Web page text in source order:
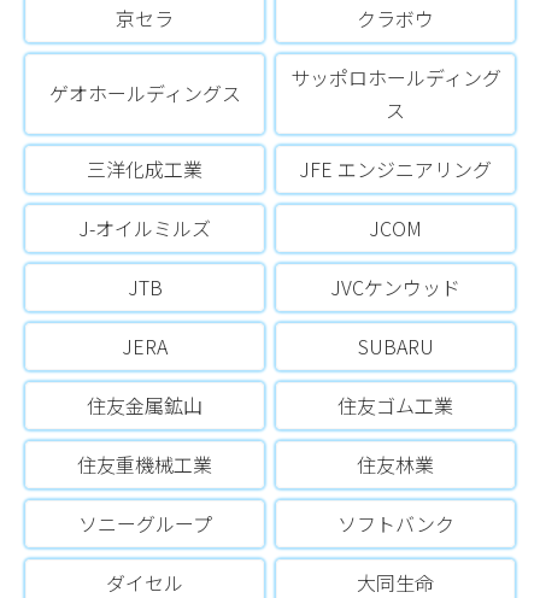
京セラ クラボウ
ゲオホールディングス
サッポロホールディング
ス
三洋化成工業 JFE エンジニアリング
J-オイルミルズ JCOM
JTB JVCケンウッド
JERA SUBARU
住友金属鉱山 住友ゴム工業
住友重機械工業 住友林業
ソニーグループ ソフトバンク
ダイセル 大同生命